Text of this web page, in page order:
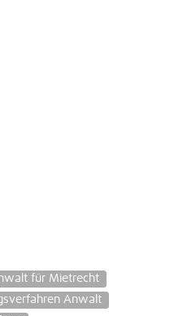
für Mietrecht
Anwalt